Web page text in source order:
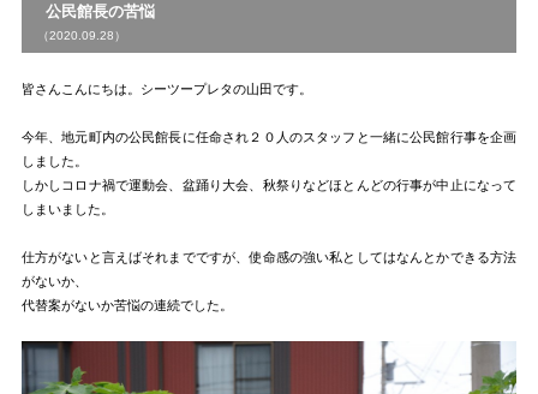
公民館長の苦悩
（2020.09.28）
皆さんこんにちは。シーツープレタの山田です。
今年、地元町内の公民館長に任命され２０人のスタッフと一緒に公民館行事を企画
しました。
しかしコロナ禍で運動会、盆踊り大会、秋祭りなどほとんどの行事が中止になって
しまいました。
仕方がないと言えばそれまでですが、使命感の強い私としてはなんとかできる方法
がないか、
代替案がないか苦悩の連続でした。